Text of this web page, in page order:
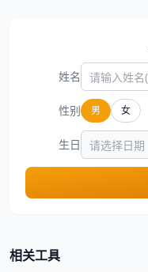
姓名
性别 男 女
生日
相关工具